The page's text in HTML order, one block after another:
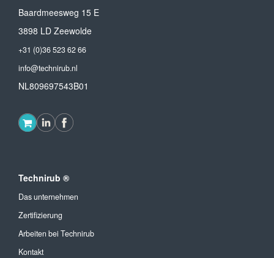
Baardmeesweg 15 E
3898 LD Zeewolde
+31 (0)36 523 62 66
info@technirub.nl
NL809697543B01
Technirub ®
Das unternehmen
Zertifizierung
Arbeiten bei Technirub
Kontakt